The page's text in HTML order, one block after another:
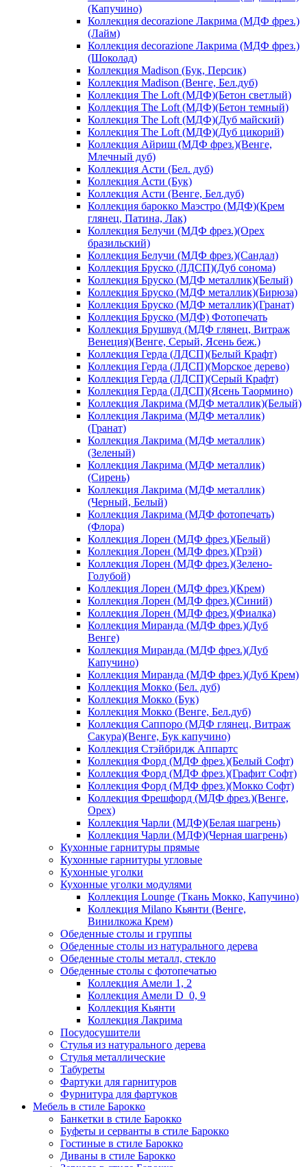
(Капучино)
Коллекция decorazione Лакрима (МДФ фрез.)
(Лайм)
Коллекция decorazione Лакрима (МДФ фрез.)
(Шоколад)
Коллекция Madison (Бук, Персик)
Коллекция Madison (Венге, Бел.дуб)
Коллекция The Loft (МДФ)(Бетон светлый)
Коллекция The Loft (МДФ)(Бетон темный)
Коллекция The Loft (МДФ)(Дуб майский)
Коллекция The Loft (МДФ)(Дуб цикорий)
Коллекция Айриш (МДФ фрез.)(Венге,
Млечный дуб)
Коллекция Асти (Бел. дуб)
Коллекция Асти (Бук)
Коллекция Асти (Венге, Бел.дуб)
Коллекция барокко Маэстро (МДФ)(Крем
глянец, Патина, Лак)
Коллекция Белучи (МДФ фрез.)(Орех
бразильский)
Коллекция Белучи (МДФ фрез.)(Сандал)
Коллекция Бруско (ЛДСП)(Дуб сонома)
Коллекция Бруско (МДФ металлик)(Белый)
Коллекция Бруско (МДФ металлик)(Бирюза)
Коллекция Бруско (МДФ металлик)(Гранат)
Коллекция Бруско (МДФ) Фотопечать
Коллекция Брушвуд (МДФ глянец, Витраж
Венеция)(Венге, Серый, Ясень беж.)
Коллекция Герда (ЛДСП)(Белый Крафт)
Коллекция Герда (ЛДСП)(Морское дерево)
Коллекция Герда (ЛДСП)(Серый Крафт)
Коллекция Герда (ЛДСП)(Ясень Таормино)
Коллекция Лакрима (МДФ металлик)(Белый)
Коллекция Лакрима (МДФ металлик)
(Гранат)
Коллекция Лакрима (МДФ металлик)
(Зеленый)
Коллекция Лакрима (МДФ металлик)
(Сирень)
Коллекция Лакрима (МДФ металлик)
(Черный, Белый)
Коллекция Лакрима (МДФ фотопечать)
(Флора)
Коллекция Лорен (МДФ фрез.)(Белый)
Коллекция Лорен (МДФ фрез.)(Грэй)
Коллекция Лорен (МДФ фрез.)(Зелено-
Голубой)
Коллекция Лорен (МДФ фрез.)(Крем)
Коллекция Лорен (МДФ фрез.)(Синий)
Коллекция Лорен (МДФ фрез.)(Фиалка)
Коллекция Миранда (МДФ фрез.)(Дуб
Венге)
Коллекция Миранда (МДФ фрез.)(Дуб
Капучино)
Коллекция Миранда (МДФ фрез.)(Дуб Крем)
Коллекция Мокко (Бел. дуб)
Коллекция Мокко (Бук)
Коллекция Мокко (Венге, Бел.дуб)
Коллекция Саппоро (МДФ глянец, Витраж
Сакура)(Венге, Бук капучино)
Коллекция Стэйбридж Аппартс
Коллекция Форд (МДФ фрез.)(Белый Софт)
Коллекция Форд (МДФ фрез.)(Графит Софт)
Коллекция Форд (МДФ фрез.)(Мокко Софт)
Коллекция Фрешфорд (МДФ фрез.)(Венге,
Орех)
Коллекция Чарли (МДФ)(Белая шагрень)
Коллекция Чарли (МДФ)(Черная шагрень)
Кухонные гарнитуры прямые
Кухонные гарнитуры угловые
Кухонные уголки
Кухонные уголки модулями
Коллекция Lounge (Ткань Мокко, Капучино)
Коллекция Milano Кьянти (Венге,
Винилкожа Крем)
Обеденные столы и группы
Обеденные столы из натурального дерева
Обеденные столы металл, стекло
Обеденные столы с фотопечатью
Коллекция Амели 1, 2
Коллекция Амели D_0, 9
Коллекция Кьянти
Коллекция Лакрима
Посудосушители
Стулья из натурального дерева
Стулья металлические
Табуреты
Фартуки для гарнитуров
Фурнитура для фартуков
Мебель в стиле Барокко
Банкетки в стиле Барокко
Буфеты и серванты в стиле Барокко
Гостиные в стиле Барокко
Диваны в стиле Барокко